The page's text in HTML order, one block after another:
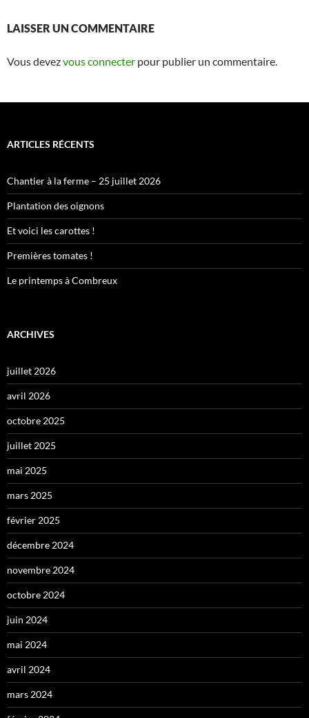
LAISSER UN COMMENTAIRE
Vous devezvous connecter pour publier un commentaire.
ARTICLES RÉCENTS
Chantier à la ferme – 25 juillet 2026
Plantation des oignons
Et voici les carottes !
Premières tomates !
Le printemps à Combreux
ARCHIVES
juillet 2026
avril 2026
octobre 2025
juillet 2025
mai 2025
mars 2025
février 2025
décembre 2024
novembre 2024
octobre 2024
juin 2024
mai 2024
avril 2024
mars 2024